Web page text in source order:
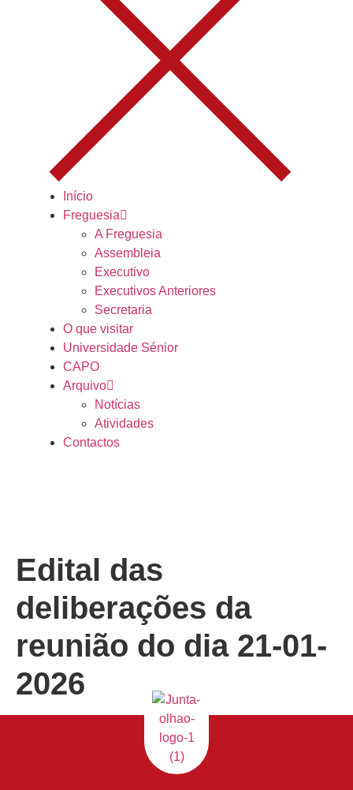
Início
Freguesia
A Freguesia
Assembleia
Executivo
Executivos Anteriores
Secretaria
O que visitar
Universidade Sénior
CAPO
Arquivo
Notícias
Atividades
Contactos
Edital das
deliberações da
reunião do dia 21-01-
2026